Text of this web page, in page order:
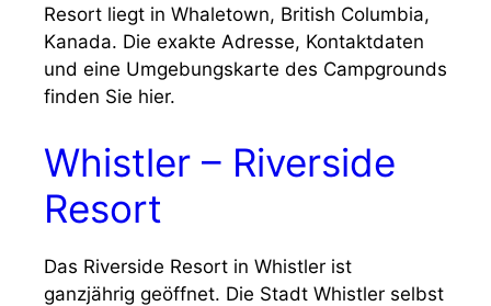
Resort liegt in Whaletown, British Columbia,
Kanada. Die exakte Adresse, Kontaktdaten
und eine Umgebungskarte des Campgrounds
finden Sie hier.
Whistler – Riverside
Resort
Das Riverside Resort in Whistler ist
ganzjährig geöffnet. Die Stadt Whistler selbst